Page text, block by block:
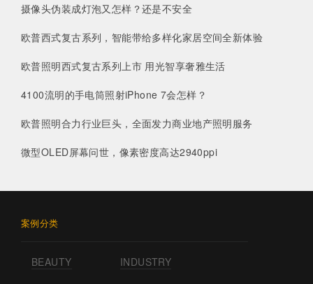
摄像头伪装成灯泡又怎样？还是不安全
欧普西式复古系列，智能带给多样化家居空间全新体验
欧普照明西式复古系列上市 用光智享奢雅生活
4100流明的手电筒照射iPhone 7会怎样？
欧普照明合力行业巨头，全面发力商业地产照明服务
微型OLED屏幕问世，像素密度高达2940ppi
案例分类
BEAUTY INDUSTRY